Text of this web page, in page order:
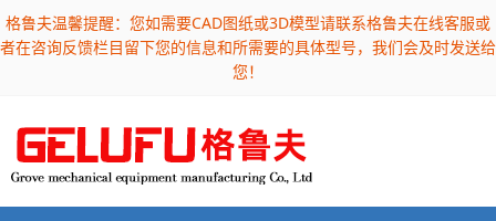
格鲁夫温馨提醒：您如需要CAD图纸或3D模型请联系格鲁夫在线客服或
者在咨询反馈栏目留下您的信息和所需要的具体型号，我们会及时发送给
您！